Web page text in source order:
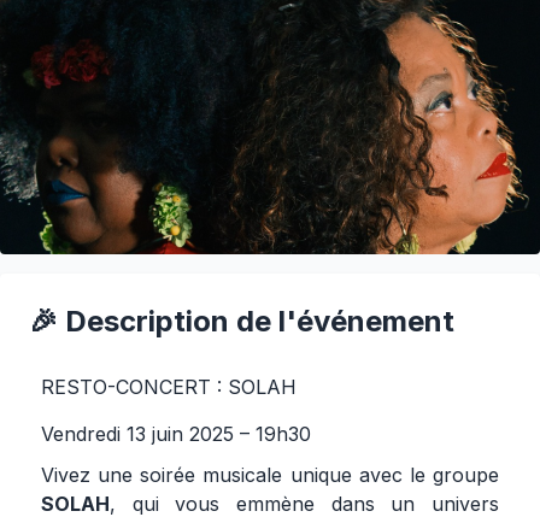
🎉 Description de l'événement
RESTO-CONCERT : SOLAH
Vendredi 13 juin 2025 – 19h30
Vivez une soirée musicale unique avec le groupe
SOLAH, qui vous emmène dans un univers